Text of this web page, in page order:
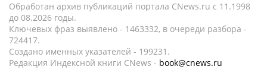
Обработан архив публикаций портала CNews.ru c 11.1998
до 08.2026 годы.
Ключевых фраз выявлено - 1463332, в очереди разбора -
724417.
Создано именных указателей - 199231.
Редакция Индексной книги CNews - book@cnews.ru